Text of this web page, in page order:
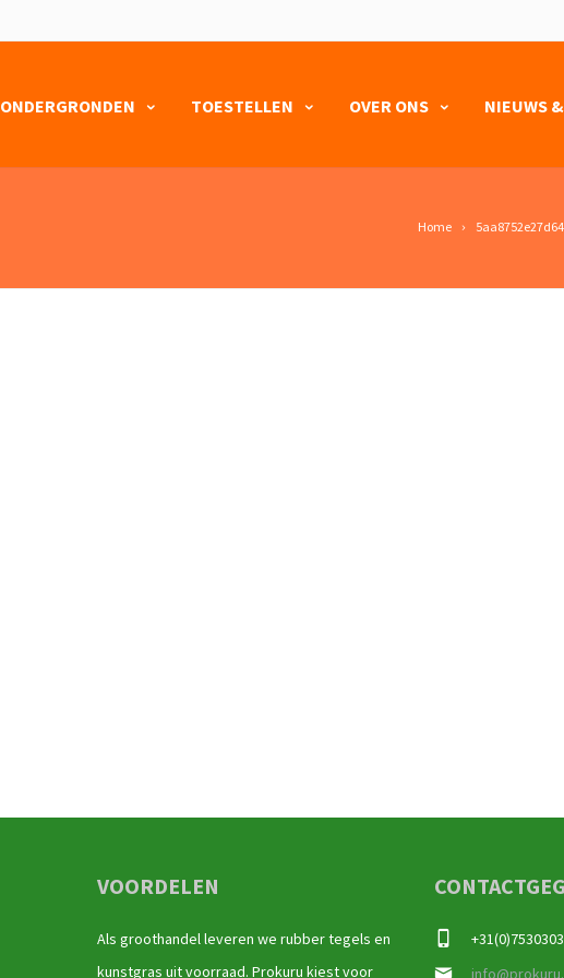
ONDERGRONDEN TOESTELLEN OVER ONS NIEUWS
Home
VOORDELEN
Als groothandel leveren we rubber tegels en
kunstgras uit voorraad. Prokuru kiest voor